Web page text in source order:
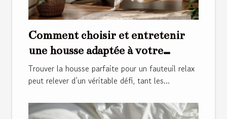
Comment choisir et entretenir
une housse adaptée à votre
fauteuil relax ?
Trouver la housse parfaite pour un fauteuil relax
peut relever d’un véritable défi, tant les...